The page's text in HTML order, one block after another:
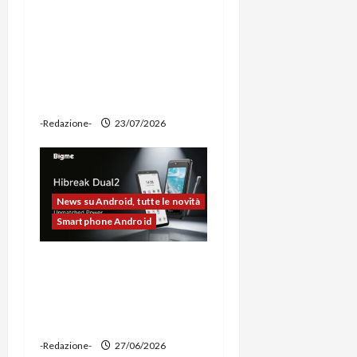
-Redazione- 23/07/2026
News su Android, tutte le novità
Smartphone Android
-Redazione- 27/06/2026